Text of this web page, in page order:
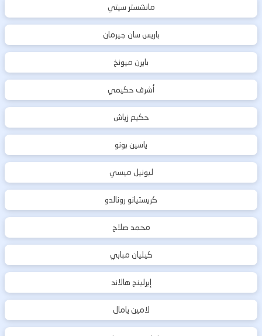
مانشستر سيتي
باريس سان جيرمان
بايرن ميونخ
أشرف حكيمي
حكيم زياش
ياسين بونو
ليونيل ميسي
كريستيانو رونالدو
محمد صلاح
كيليان مبابي
إيرلينج هالاند
لامين يامال